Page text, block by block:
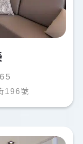
196號